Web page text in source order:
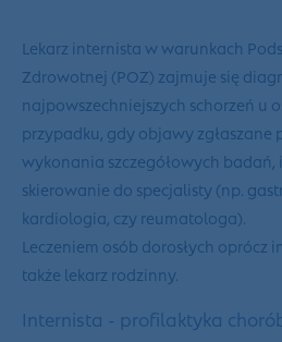
Lekarz internista w warunkach
Zdrowotnej (POZ) zajmuje się
najpowszechniejszych schorzeń u
przypadku, gdy objawy
wykonania szczegółowych
skierowanie do specjalisty (np.
kardiologia, czy reumatologa).
Leczeniem osób dorosłych oprócz
także lekarz rodzinny.
Internista - profilaktyka